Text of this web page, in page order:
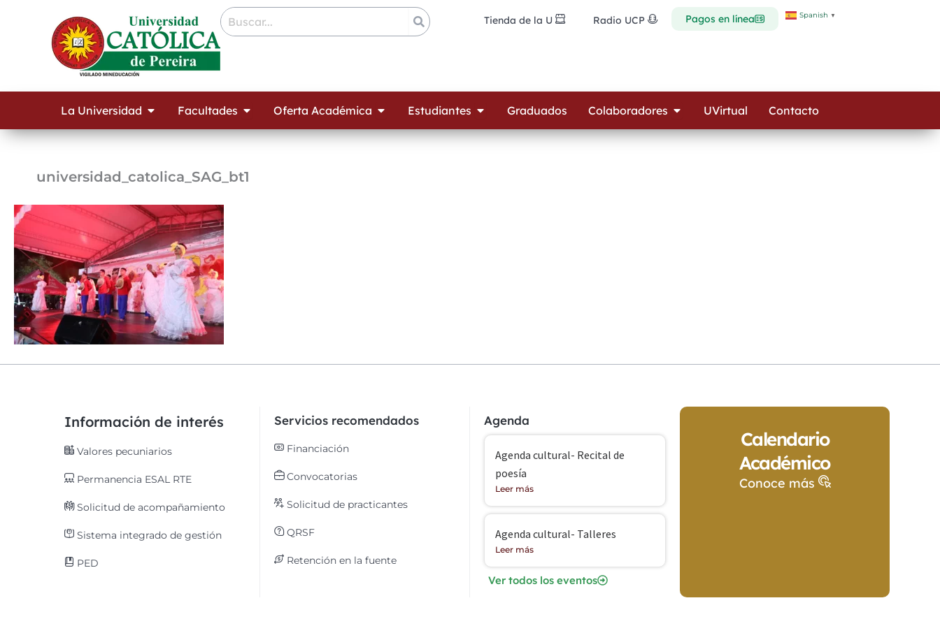
Tienda de la U Radio UCP Pagos en línea Spanish ▼
La Universidad Open La Universidad
Facultades Open Facultades
Oferta Académica Open Oferta Académica
Estudiantes Open Estudiantes
Graduados Colaboradores Open Colaboradores
UVirtual Contacto
universidad_catolica_SAG_bt1
Información de interés
Valores pecuniarios
Permanencia ESAL RTE
Solicitud de acompañamiento
Sistema integrado de gestión
PED
Servicios recomendados
Financiación
Convocatorias
Solicitud de practicantes
QRSF
Retención en la fuente
Agenda
Agenda cultural- Recital de
poesía
Leer más
Agenda cultural- Talleres
Leer más
Ver todos los eventos
Calendario
Académico
Conoce más